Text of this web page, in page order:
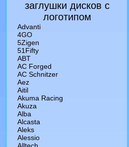
заглушки дисков с
логотипом
Advanti
4GO
5Zigen
51Fifty
ABT
AC Forged
AC Schnitzer
Aez
Aitil
Akuma Racing
Akuza
Alba
Alcasta
Aleks
Alessio